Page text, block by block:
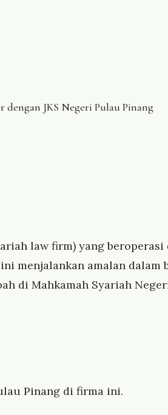
dengan JKS Negeri Pulau Pinang
law firm) yang beroperasi
menjalankan amalan
di Mahkamah Syariah
Pinang di firma ini.